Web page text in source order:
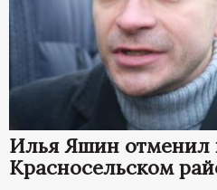
Илья Яшин отменил
Красносельском